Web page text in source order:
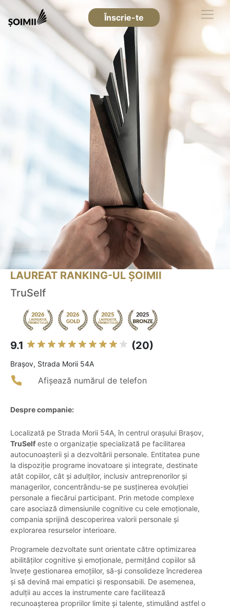
Înscrie-te
LAUREAT RANKING-UL ȘOIMII
TruSelf
9.1 (20)
Braşov, Strada Morii 54A
Afișează numărul de telefon
Despre companie:
Localizată pe Strada Morii 54A, în centrul orașului Brașov,
TruSelf este o organizație specializată pe facilitarea
autocunoașterii și a dezvoltării personale. Entitatea pune
la dispoziție programe inovatoare și integrate, destinate
atât copiilor, cât și adulților, inclusiv antreprenorilor și
managerilor, concentrându-se pe susținerea evoluției
personale a fiecărui participant. Prin metode complexe
care asociază dimensiunile cognitive cu cele emoționale,
compania sprijină descoperirea valorii personale și
explorarea resurselor interioare.
Programele dezvoltate sunt orientate către optimizarea
abilităților cognitive și emoționale, permițând copiilor să
învețe gestionarea emoțiilor, să-și consolideze încrederea
și să devină mai empatici și responsabili. De asemenea,
adulții au acces la instrumente care facilitează
recunoașterea propriilor limite și talente, stimulând astfel o